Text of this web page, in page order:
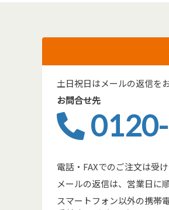
土日祝日はメールの返信を
お問合せ先
電話・FAXでのご注文は受
メールの返信は、営業日に
スマートフォン以外の携帯